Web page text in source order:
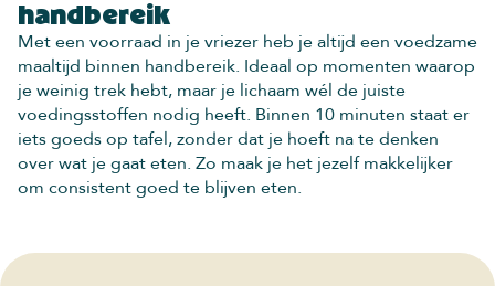
handbereik
Met een voorraad in je vriezer heb je altijd een voedzame
maaltijd binnen handbereik. Ideaal op momenten waarop
je weinig trek hebt, maar je lichaam wél de juiste
voedingsstoffen nodig heeft. Binnen 10 minuten staat er
iets goeds op tafel, zonder dat je hoeft na te denken
over wat je gaat eten. Zo maak je het jezelf makkelijker
om consistent goed te blijven eten.